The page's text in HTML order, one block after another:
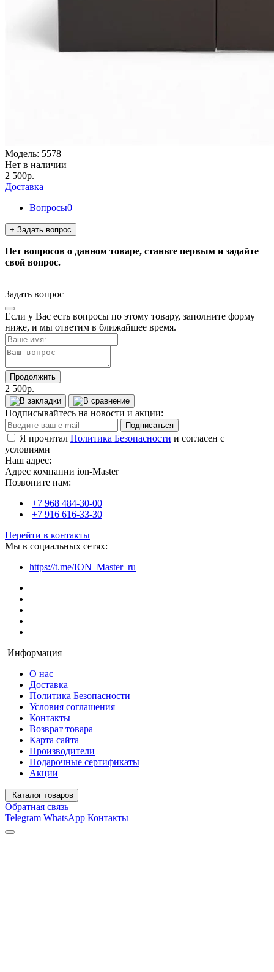
Модель: 5578
Нет в наличии
2 500р.
Доставка
Вопросы0
+ Задать вопрос
Нет вопросов о данном товаре, станьте первым и задайте
свой вопрос.
Задать вопрос
Если у Вас есть вопросы по этому товару, заполните форму
ниже, и мы ответим в ближайшее время.
Продолжить
2 500р.
Подписывайтесь на новости и акции:
Подписаться
Я прочитал Политика Безопасности и согласен с
условиями
Наш адрес:
Адрес компании ion-Master
Позвоните нам:
+7 968 484-30-00
+7 916 616-33-30
Перейти в контакты
Мы в социальных сетях:
https://t.me/ION_Master_ru
Информация
О нас
Доставка
Политика Безопасности
Условия соглашения
Контакты
Возврат товара
Карта сайта
Производители
Подарочные сертификаты
Акции
Каталог товаров
Обратная связь
Telegram WhatsApp Контакты